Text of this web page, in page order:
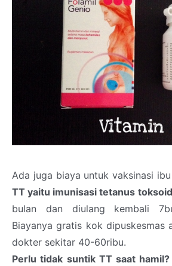
Ada juga biaya untuk vaksinasi
TT yaitu imunisasi tetanus toksoid
bulan dan diulang kembali
Biayanya gratis kok dipuskesmas
dokter sekitar 40-60ribu.
Perlu tidak suntik TT saat hamil?